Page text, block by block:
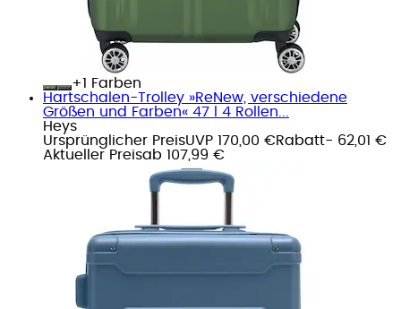
+
Farben
Hartschalen-Trolley »ReNew, verschiedene
Größen und Farben« 47 l 4 Rollen...
Heys
Ursprünglicher PreisUVP 170,00 €Rabatt- 62,01 €
Aktueller Preisab 107,99 €